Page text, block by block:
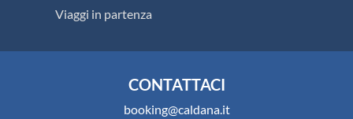
Viaggi in partenza
CONTATTACI
booking@caldana.it